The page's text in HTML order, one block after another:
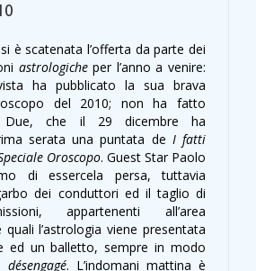
è scatenata l’offerta da parte dei
astrologicheper l’anno a venire:
ha pubblicato la sua brava
del 2010; non ha fatto
Due, che il 29 dicembre ha
serata una puntata de I fatti
Oroscopo. Guest Star Paolo
di essercela persa, tuttavia
dei conduttori ed il taglio di
appartenenti all’area
l’astrologia viene presentata
ed un balletto, sempre in modo
désengagé. L’indomani mattina è